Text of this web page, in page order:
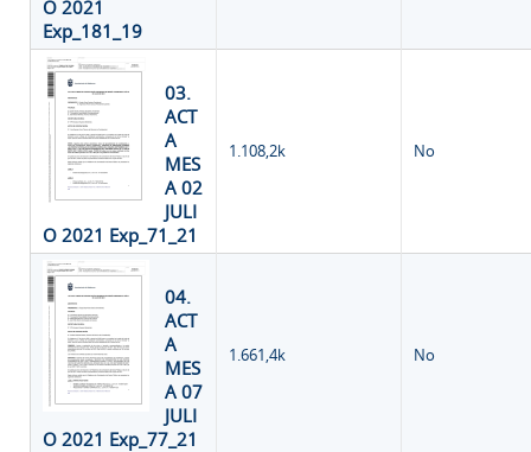
O 2021
Exp_181_19
03.
ACT
A
MES
A 02
JULI
O 2021 Exp_71_21
1.108,2k No
04.
ACT
A
MES
A 07
JULI
O 2021 Exp_77_21
1.661,4k No